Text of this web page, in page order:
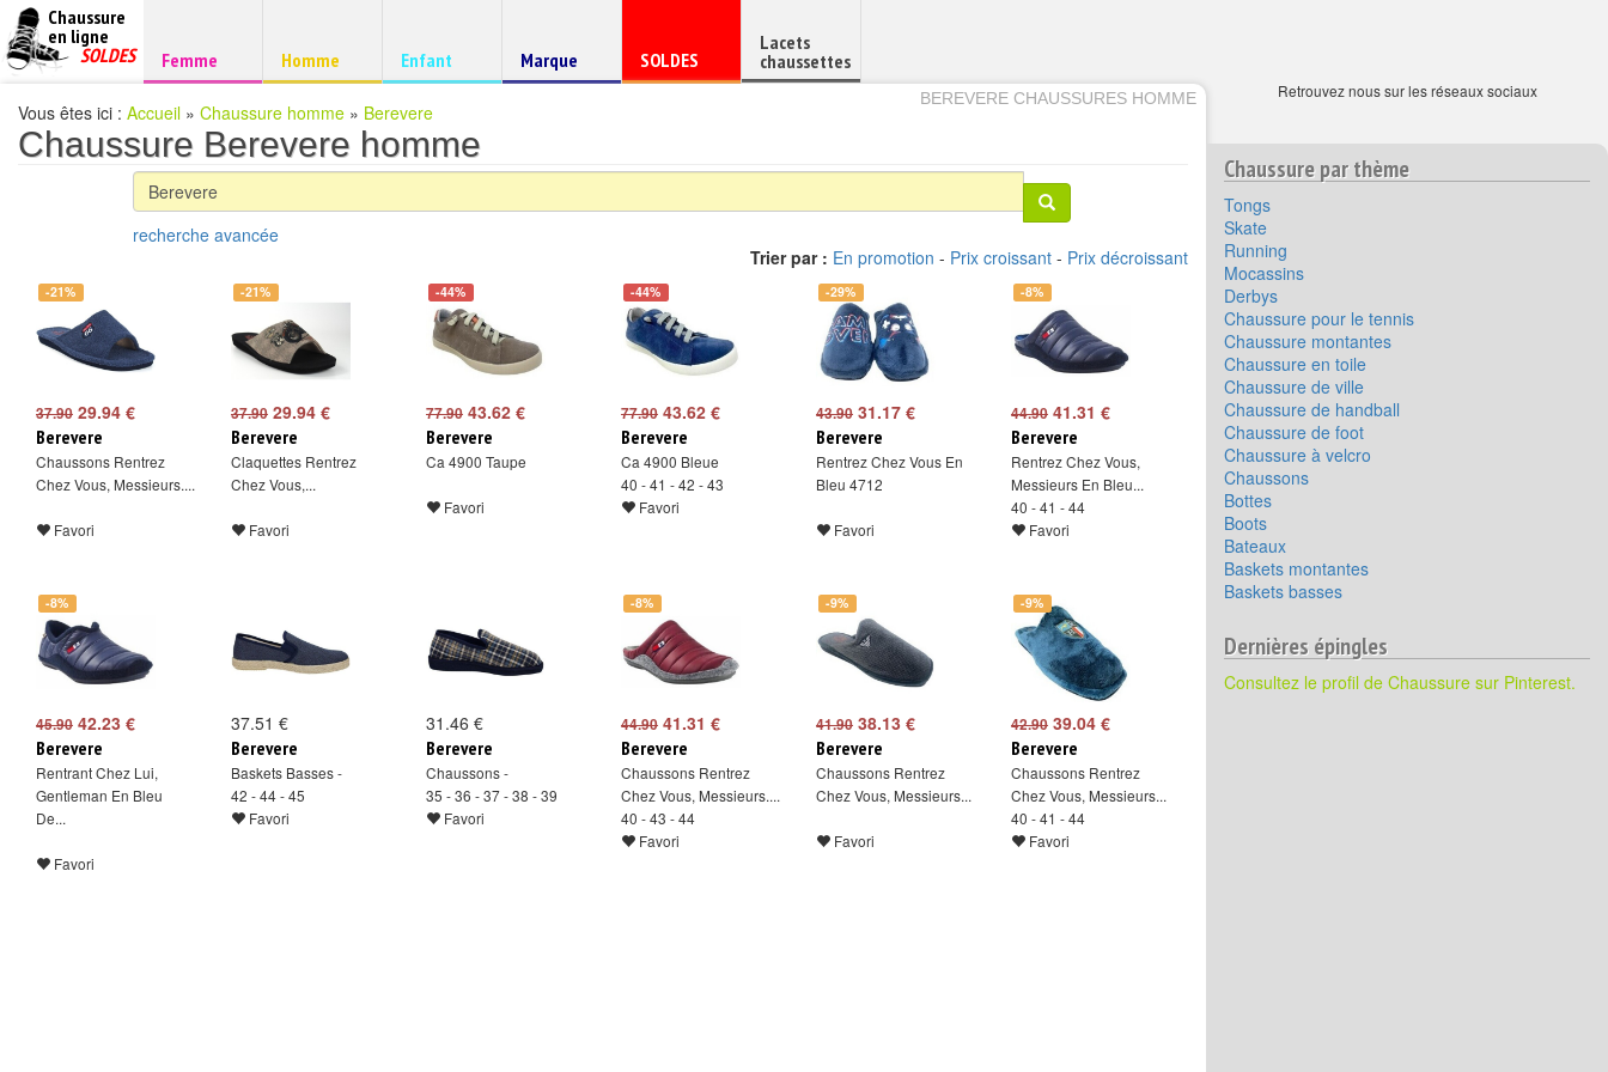
Chaussure
à
prix
Chaussure
en ligne
pas
SOLDES Chaussure
Femme Chaussure
Homme Chaussure
Enfant
Chaussure
de
Marque
Chaussure
en
SOLDES
Lacets
chaussettes
BEREVERE CHAUSSURES HOMME
Vous êtes ici : Accueil » Chaussure homme » Berevere
Chaussure Berevere homme
recherche avancée
Trier par : En promotion - Prix croissant - Prix décroissant
-21%
37.90 29.94 €
Berevere
Chaussons Rentrez
Chez Vous, Messieurs....
Favori
-21%
37.90 29.94 €
Berevere
Claquettes Rentrez
Chez Vous,...
Favori
-44%
77.90 43.62 €
Berevere
Ca 4900 Taupe
Favori
-44%
77.90 43.62 €
Berevere
Ca 4900 Bleue
40 - 41 - 42 - 43
Favori
-29%
43.90 31.17 €
Berevere
Rentrez Chez Vous En
Bleu 4712
Favori
-8%
44.90 41.31 €
Berevere
Rentrez Chez Vous,
Messieurs En Bleu...
40 - 41 - 44
Favori
-8%
45.90 42.23 €
Berevere
Rentrant Chez Lui,
Gentleman En Bleu
De...
Favori
37.51 €
Berevere
Baskets Basses -
42 - 44 - 45
Favori
31.46 €
Berevere
Chaussons -
35 - 36 - 37 - 38 - 39
Favori
-8%
44.90 41.31 €
Berevere
Chaussons Rentrez
Chez Vous, Messieurs....
40 - 43 - 44
Favori
-9%
41.90 38.13 €
Berevere
Chaussons Rentrez
Chez Vous, Messieurs...
Favori
-9%
42.90 39.04 €
Berevere
Chaussons Rentrez
Chez Vous, Messieurs...
40 - 41 - 44
Favori
Chaussure par thème
Tongs
Skate
Running
Mocassins
Derbys
Chaussure pour le tennis
Chaussure montantes
Chaussure en toile
Chaussure de ville
Chaussure de handball
Chaussure de foot
Chaussure à velcro
Chaussons
Bottes
Boots
Bateaux
Baskets montantes
Baskets basses
Dernières épingles
Consultez le profil de Chaussure sur Pinterest.
Retrouvez nous sur les réseaux sociaux